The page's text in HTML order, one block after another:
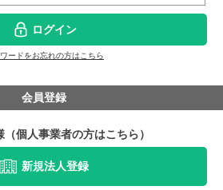
ログイン
ードをお忘れの方はこちら
会員登録
個人事業者の方はこちら）
新規法人登録